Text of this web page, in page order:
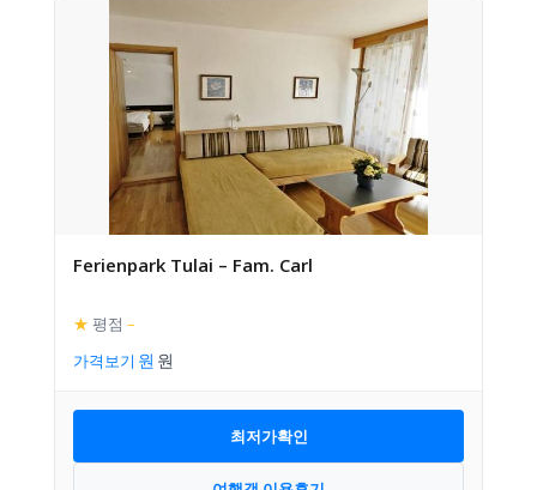
Ferienpark Tulai – Fam. Carl
★ 평점 –
가격보기
최저가확인